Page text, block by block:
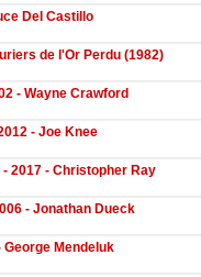
Del Castillo
de l'Or Perdu (1982)
- Wayne Crawford
- Joe Knee
2017 - Christopher Ray
- Jonathan Dueck
George Mendeluk